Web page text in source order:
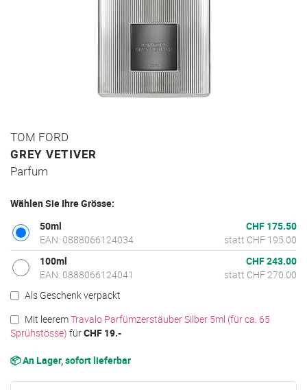
Zum
Anfang
der
Bildgalerie
TOM FORD
GREY VETIVER
Parfum
Wählen Sie Ihre Grösse:
50ml
EAN: 0888066124034
CHF 175.50
statt CHF 195.00
100ml
EAN: 0888066124041
CHF 243.00
statt CHF 270.00
Als Geschenk verpackt
Mit leeremTravalo Parfümzerstäuber Silber 5ml (für ca. 65
Sprühstösse) fürCHF 19.-
📦 An Lager, sofort lieferbar